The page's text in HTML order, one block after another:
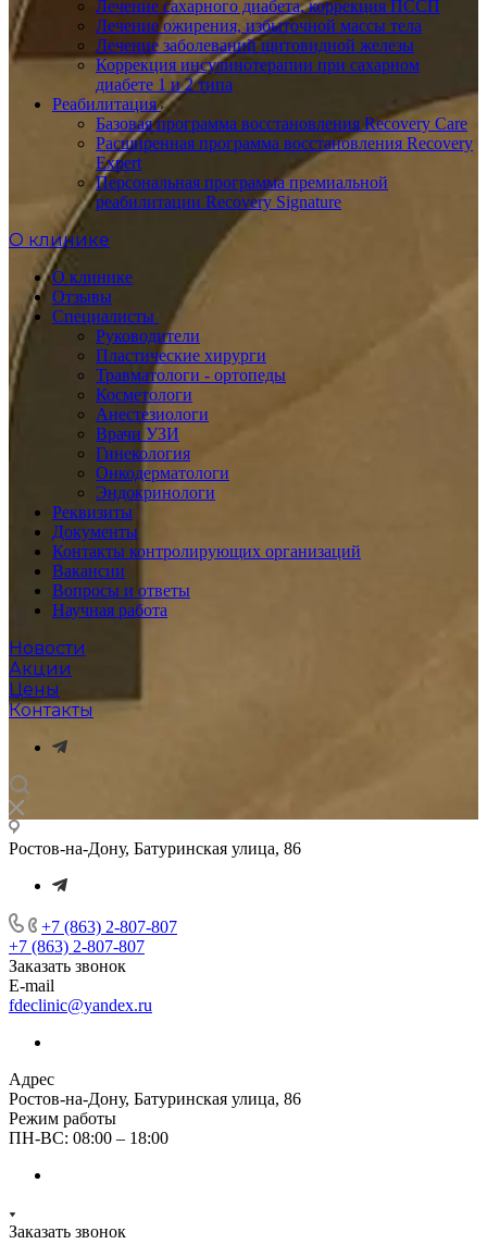
Лечение сахарного диабета, коррекция ПССП
Лечение ожирения, избыточной массы тела
Лечение заболеваний щитовидной железы
Коррекция инсулинотерапии при сахарном
диабете 1 и 2 типа
Реабилитация
Базовая программа восстановления Recovery Care
Расширенная программа восстановления Recovery
Expert
Персональная программа премиальной
реабилитации Recovery Signature
O клинике
О клинике
Отзывы
Специалисты
Руководители
Пластические хирурги
Травматологи - ортопеды
Косметологи
Анестезиологи
Врачи УЗИ
Гинекология
Онкодерматологи
Эндокринологи
Реквизиты
Документы
Контакты контролирующих организаций
Вакансии
Вопросы и ответы
Научная работа
Новости
Акции
Цены
Контакты
Ростов-на-Дону, Батуринская улица, 86
+7 (863) 2-807-807
+7 (863) 2-807-807
Заказать звонок
E-mail
fdeclinic@yandex.ru
Адрес
Ростов-на-Дону, Батуринская улица, 86
Режим работы
ПН-ВС: 08:00 – 18:00
Заказать звонок